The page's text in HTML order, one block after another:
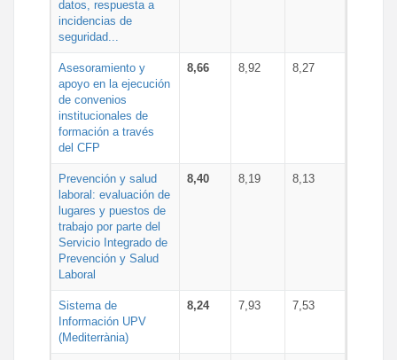
datos, respuesta a
incidencias de
seguridad...
Asesoramiento y
apoyo en la ejecución
de convenios
institucionales de
formación a través
del CFP
8,66 8,92 8,27
Prevención y salud
laboral: evaluación de
lugares y puestos de
trabajo por parte del
Servicio Integrado de
Prevención y Salud
Laboral
8,40 8,19 8,13
Sistema de
Información UPV
(Mediterrània)
8,24 7,93 7,53